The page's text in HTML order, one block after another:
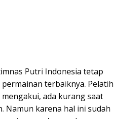
Putri Indonesia tetap
terbaiknya. Pelatih
ada kurang saat
Namun karena hal ini sudah